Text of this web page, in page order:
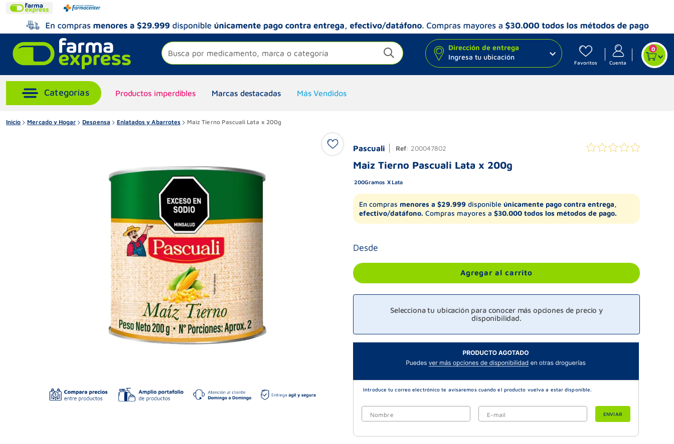
Busca por medicamento, marca o categoría
Dirección de entrega
Ingresa tu ubicación
Favoritos Cuenta
0
Productos imperdibles Marcas destacadas Más Vendidos
Inicio Mercado y Hogar Despensa Enlatados y Abarrotes Maiz Tierno Pascuali Lata x 200g
Pascuali Ref: 200047802
Maiz Tierno Pascuali Lata x 200g
200Gramos Lata
En compras menores a $29.999 disponible únicamente pago contra entrega,
efectivo/datáfono. Compras mayores a $30.000 todos los métodos de pago.
Desde
Agregar al carrito
Selecciona tu ubicación para conocer más opciones de precio y
disponibilidad.
ENVIAR